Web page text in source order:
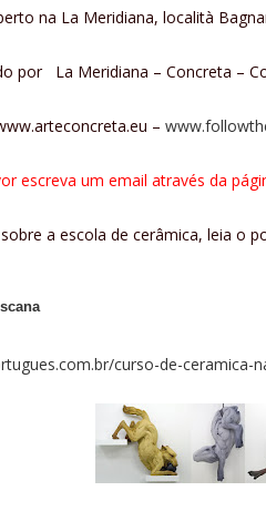
na La Meridiana, località
por La Meridiana – Concreta –
–
escreva um email através da
a escola de cerâmica, leia o
curso-de-ceramica-